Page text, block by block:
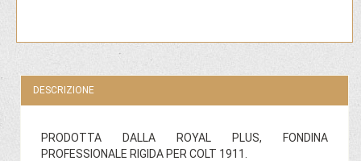
DESCRIZIONE
PRODOTTA DALLA ROYAL PLUS, FONDINA
PROFESSIONALE RIGIDA PER COLT 1911.